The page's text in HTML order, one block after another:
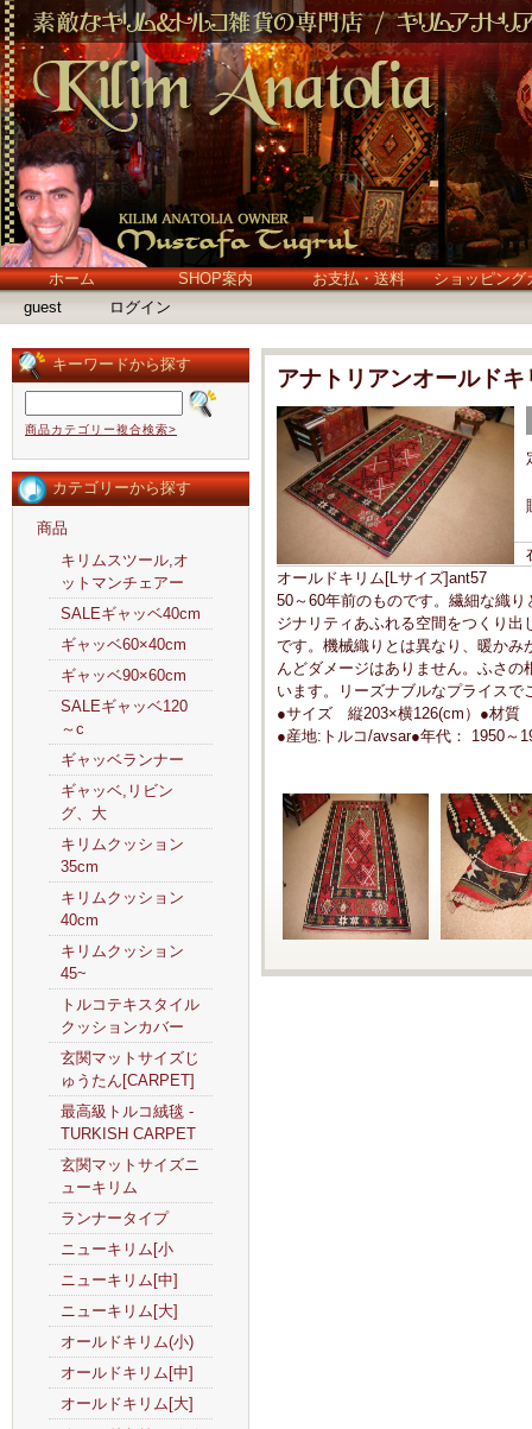
ホーム SHOP案内 お支払・送料
ショッピング
guest
ログイン
キーワードから探す
商品カテゴリー複合検索>
カテゴリーから探す
商品
キリムスツール,オ
ットマンチェアー
SALEギャッベ40cm
ギャッベ60×40cm
ギャッベ90×60cm
SALEギャッベ120
～c
ギャッベランナー
ギャッベ,リビン
グ、大
キリムクッション
35cm
キリムクッション
40cm
キリムクッション
45~
トルコテキスタイル
クッションカバー
玄関マットサイズじ
ゅうたん[CARPET]
最高級トルコ絨毯 -
TURKISH CARPET
玄関マットサイズニ
ューキリム
ランナータイプ
ニューキリム[小
ニューキリム[中]
ニューキリム[大]
オールドキリム(小)
オールドキリム[中]
オールドキリム[大]
アナトリアンオールド
オールドキリム[Lサイズ]ant57
50～60年前のものです。繊細な織
ジナリティあふれる空間をつくり
です。機械織りとは異なり、暖か
んどダメージはありません。ふさ
います。リーズナブルなプライス
●サイズ 縦203×横126(cm）●材質
●産地:トルコ/avsar●年代： 1950～